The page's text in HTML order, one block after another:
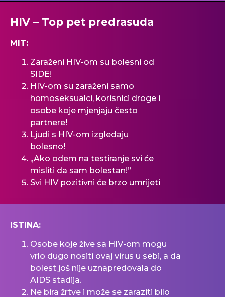
HIV – Top pet predrasuda
MIT:
Zaraženi HIV-om su bolesni od
SIDE!
HIV-om su zaraženi samo
homoseksuаlci, korisnici droge i
osobe koje mjenjaju često
partnere!
Ljudi s HIV-om izgledaju
bolesno!
,,Ako odem na testiranje svi će
misliti da sam bolestan!”
Svi HIV pozitivni će brzo umrijeti
ISTINA:
Osobe koje žive sa HIV-om mogu
vrlo dugo nositi ovaj virus u sebi, a da
bolest još nije uznapredovala do
AIDS stadija.
Ne bira žrtve i može se zaraziti bilo